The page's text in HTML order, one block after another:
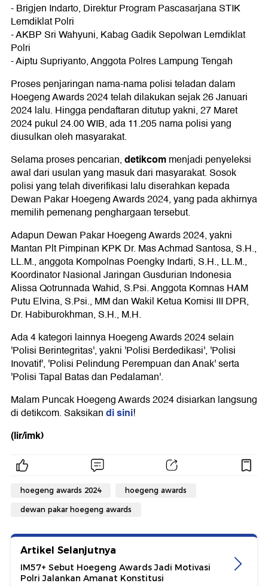
- Brigjen Indarto, Direktur Program Pascasarjana STIK
Lemdiklat Polri
- AKBP Sri Wahyuni, Kabag Gadik Sepolwan Lemdiklat
Polri
- Aiptu Supriyanto, Anggota Polres Lampung Tengah
Proses penjaringan nama-nama polisi teladan dalam
Hoegeng Awards 2024 telah dilakukan sejak 26 Januari
2024 lalu. Hingga pendaftaran ditutup yakni, 27 Maret
2024 pukul 24.00 WIB, ada 11.205 nama polisi yang
diusulkan oleh masyarakat.
Selama proses pencarian,detikcommenjadi penyeleksi
awal dari usulan yang masuk dari masyarakat. Sosok
polisi yang telah diverifikasi lalu diserahkan kepada
Dewan Pakar Hoegeng Awards 2024, yang pada akhirnya
memilih pemenang penghargaan tersebut.
Adapun Dewan Pakar Hoegeng Awards 2024, yakni
Mantan Plt Pimpinan KPK Dr. Mas Achmad Santosa, S.H.,
LL.M., anggota Kompolnas Poengky Indarti, S.H., LL.M.,
Koordinator Nasional Jaringan Gusdurian Indonesia
Alissa Qotrunnada Wahid, S.Psi. Anggota Komnas HAM
Putu Elvina, S.Psi., MM dan Wakil Ketua Komisi III DPR,
Dr. Habiburokhman, S.H., M.H.
Ada 4 kategori lainnya Hoegeng Awards 2024 selain
'Polisi Berintegritas', yakni 'Polisi Berdedikasi', 'Polisi
Inovatif', 'Polisi Pelindung Perempuan dan Anak' serta
'Polisi Tapal Batas dan Pedalaman'.
Malam Puncak Hoegeng Awards 2024 disiarkan langsung
di detikcom. Saksikandi sini!
(lir/imk)
hoegeng awards 2024 hoegeng awards
dewan pakar hoegeng awards
Artikel Selanjutnya
IM57+ Sebut Hoegeng Awards Jadi Motivasi
Polri Jalankan Amanat Konstitusi